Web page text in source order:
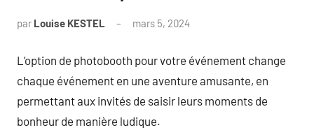
par Louise KESTEL mars 5, 2024
L’option de photobooth pour votre événement change
chaque événement en une aventure amusante, en
permettant aux invités de saisir leurs moments de
bonheur de manière ludique.